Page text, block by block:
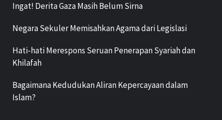
Ingat! Derita Gaza Masih Belum Sirna
Negara Sekuler Memisahkan Agama dari Legislasi
Hati-hati Merespons Seruan Penerapan Syariah dan
Khilafah
Bagaimana Kedudukan Aliran Kepercayaan dalam
Islam?